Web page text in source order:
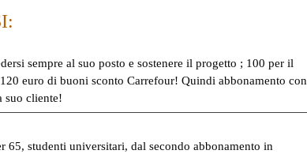
sempre al suo posto e sostenere il progetto ; 100 per il
euro di buoni sconto Carrefour! Quindi abbonamento con
suo cliente!
65, studenti universitari, dal secondo abbonamento in